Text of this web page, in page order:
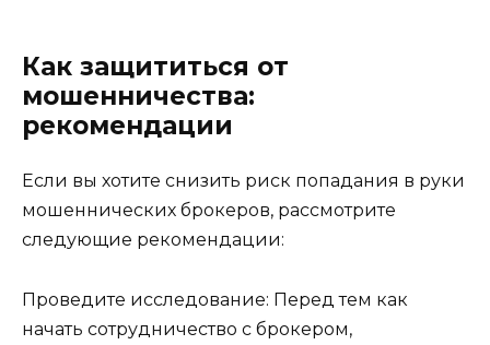
Как защититься от
мошенничества:
рекомендации
Если вы хотите снизить риск попадания в руки
мошеннических брокеров, рассмотрите
следующие рекомендации:
Проведите исследование: Перед тем как
начать сотрудничество с брокером,